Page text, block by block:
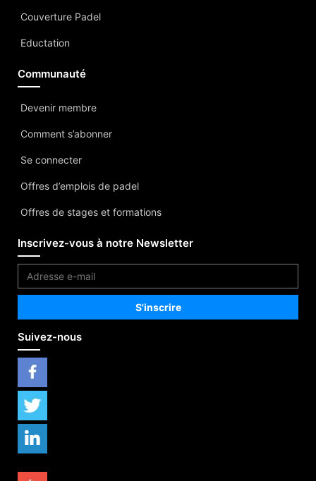
Couverture Padel
Eductation
Communauté
Devenir membre
Comment s’abonner
Se connecter
Offres d’emplois de padel
Offres de stages et formations
Inscrivez-vous à notre Newsletter
Suivez-nous